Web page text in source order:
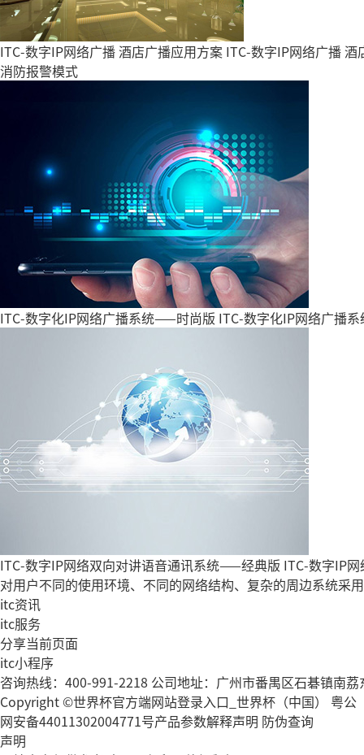
ITC-数字IP网络广播 酒店广播应用方案 ITC-数字IP网络广播
消防报警模式
ITC-数字化IP网络广播系统——时尚版 ITC-数字化IP网络广播
ITC-数字IP网络双向对讲语音通讯系统——经典版 ITC-数字IP
对用户不同的使用环境、不同的网络结构、复杂的周边系统采
itc资讯
itc服务
分享当前页面
itc小程序
咨询热线：400-991-2218 公司地址：广州市番禺区石碁镇南荔
Copyright ©世界杯官方端网站登录入口_世界杯（中国） 粤公
网安备44011302004771号产品参数解释声明 防伪查询
声明